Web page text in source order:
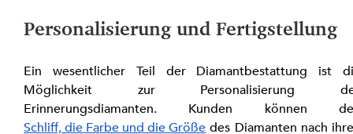
Personalisierung und Fertigstellung
Ein wesentlicher Teil der Diamantbestattung ist
Möglichkeit zur Personalisierung
Erinnerungsdiamanten. Kunden können
Schliff, die Farbe und die Größe des Diamanten nach